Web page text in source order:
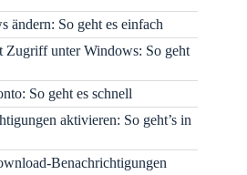
ändern: So geht es einfach
unter Windows: So geht
So geht es schnell
aktivieren: So geht’s in
Benachrichtigungen